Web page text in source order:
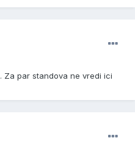
Za par standova ne vredi ici